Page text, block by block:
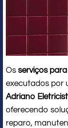
Os serviços
executados por
Adriano
oferecendo
reparo,